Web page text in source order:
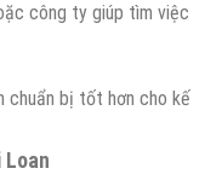
công ty giúp tìm việc
chuẩn bị tốt hơn cho kế
Loan